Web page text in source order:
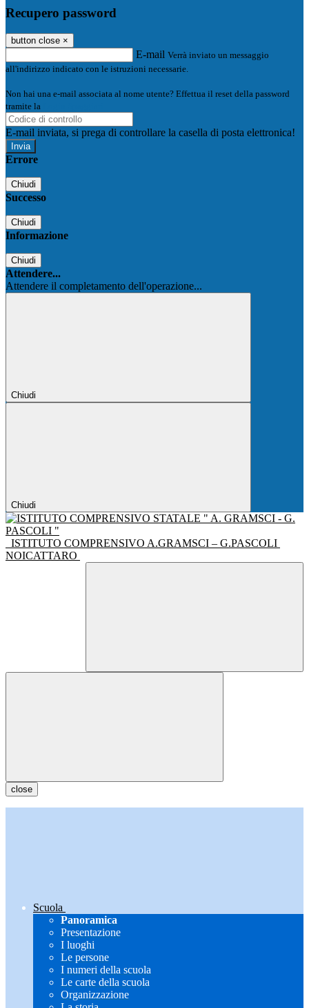
Recupero password
button close ×
E-mail Verrà inviato un messaggio
all'indirizzo indicato con le istruzioni necessarie.
Non hai una e-mail associata al nome utente? Effettua il reset della password
tramite la
E-mail inviata, si prega di controllare la casella di posta elettronica!
Errore
Chiudi
Successo
Chiudi
Informazione
Chiudi
Attendere...
Attendere il completamento dell'operazione...
Chiudi
Chiudi
ISTITUTO COMPRENSIVO A.GRAMSCI – G.PASCOLI
NOICATTARO
close
Scuola
Panoramica
Presentazione
I luoghi
Le persone
I numeri della scuola
Le carte della scuola
Organizzazione